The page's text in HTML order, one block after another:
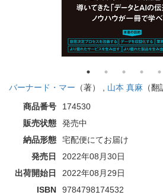
バーナード・マー （著） , 山本 真麻 （翻
商品番号
174530
販売状態
発売中
納品形態
宅配便にてお届け
発売日
2022年08月30日
出荷開始日
2022年08月29日
ISBN
9784798174532